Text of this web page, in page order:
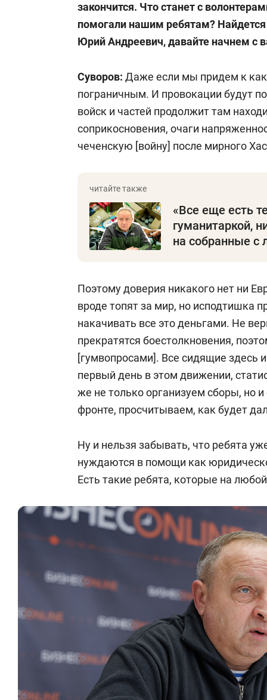
закончится. Что станет с
помогали нашим ребятам?
Юрий Андреевич, давайте начнем с
Суворов: Даже если мы придем к
пограничным. И провокации будут
войск и частей продолжит там
соприкосновения, очаги
чеченскую [войну] после мирного
«Все еще есть
гуманитаркой,
на собранные с
Поэтому доверия никакого нет ни
вроде топят за мир, но исподтишка
накачивать все это деньгами. Не
прекратятся боестолкновения,
[гумвопросами]. Все сидящие здесь
первый день в этом движении,
же не только организуем сборы, но
фронте, просчитываем, как будет
Ну и нельзя забывать, что ребята
нуждаются в помощи как
Есть такие ребята, которые на